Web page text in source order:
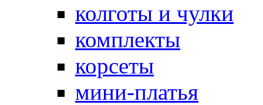
колготы и чулки
комплекты
корсеты
мини-платья